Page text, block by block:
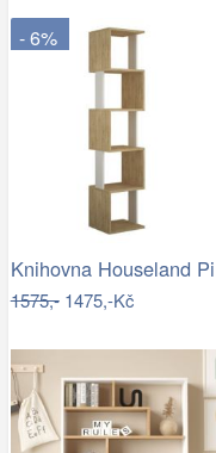
- 6%
1575,-1475,-Kč